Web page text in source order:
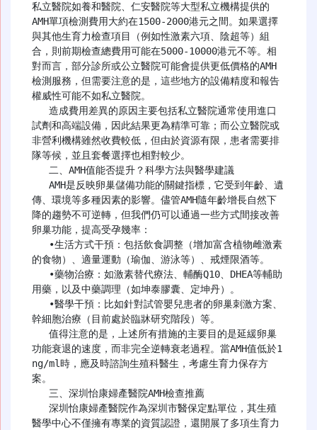
私立醫院如養和醫院、仁安醫院等大型私立機構提供的
AMH單項檢測費用大約在1500-2000港元之間。如果選擇
與其他生育力檢查項目（例如性激素六項、陰超等）組
合，則前期檢查總費用可能在5000-10000港元不等。相
對而言，部分診所或公立醫院可能會提供更低價格的AMH
檢測服務，但需要注意的是，這些地方的設備精度和報告
權威性可能不如私立醫院。
試劑和高端設備，因此結果更為精準可靠；而公立醫院或
非營利機構雖然收費較低，但由於資源有限，患者需要排
隊等候，並且套餐選擇也相對較少。
傳、環境等多種因素的影響。儘管AMH隨年齡增長自然下
降的趨勢不可逆轉，但我們仍可以通過一些方式間接改善
卵巢功能，提高受孕幾率：
的食物）、適量運動（瑜伽、游泳等）、戒煙限酒等。
用藥，以及中藥調理（如坤泰膠囊、定坤丹）。
幹細胞治療（目前處於臨牀研究階段）等。
功能衰退的速度，而非完全逆轉衰老過程。當AMH值低於1
ng/ml時，應及時諮詢生殖科醫生，考慮生育力保存方
案。
醫學中心不僅擁有專業的資質認證，還開展了多項生育力